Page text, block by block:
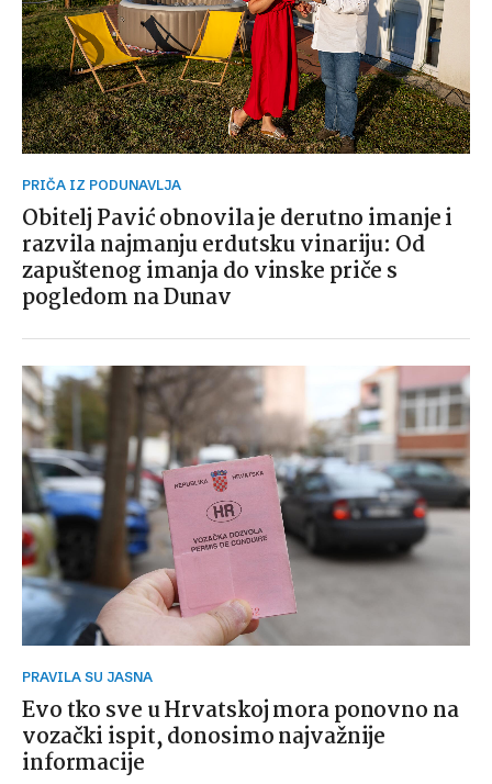
PRIČA IZ PODUNAVLJA
Obitelj Pavić obnovila je derutno imanje i
razvila najmanju erdutsku vinariju: Od
zapuštenog imanja do vinske priče s
pogledom na Dunav
PRAVILA SU JASNA
Evo tko sve u Hrvatskoj mora ponovno na
vozački ispit, donosimo najvažnije
informacije